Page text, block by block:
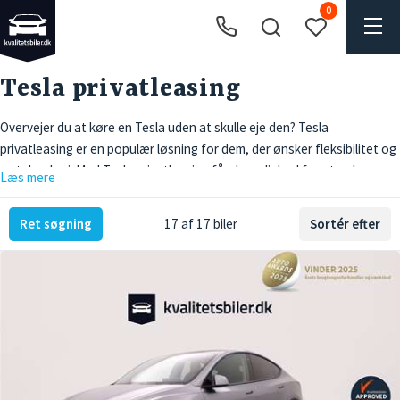
0
Tesla privatleasing
Overvejer du at køre en Tesla uden at skulle eje den? Tesla
privatleasing er en populær løsning for dem, der ønsker fleksibilitet og
ny teknologi. Med Tesla privatleasing får du mulighed for at opleve en
forpligtelser, der følger med at eje en bil. Privatleasing af Tesla giver
dig adgang til avancerede funktioner, høj ydeevne og miljøvenlig
kørsel, alt sammen pakket ind i en attraktiv månedlig leasingydelse.
Uanset om du pendler til arbejde eller nyder lange køreture, tilbyder
Tesla privatleasing en praktisk og økonomisk fordelagtig måde at køre
Fordelene ved privatleasing af en
Læs mere
Ret søgning 17 af 17 biler Sortér efter